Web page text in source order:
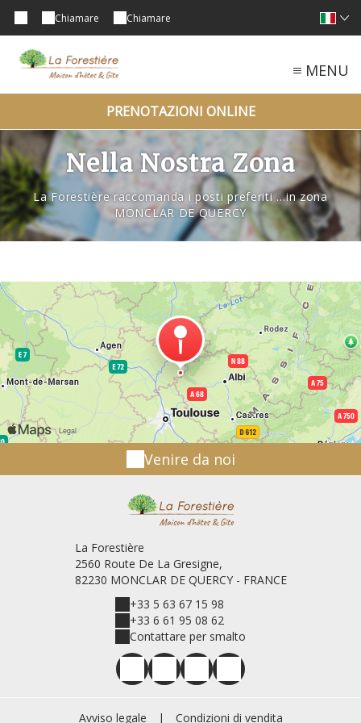
Chiamare Chiamare
MENU
PRENOTAZIONI ONLINE
Nella Nostra Zona
La Forestière raccomanda i posti preferiti …in zona
MONCLAR DE QUERCY
Venire da noi
La Forestière
2560 Route De La Gresigne,
82230 MONCLAR DE QUERCY - FRANCE
+33 5 63 67 15 98
+33 6 61 95 08 62
Contattare per smalto
Avviso legale | Condizioni di vendita